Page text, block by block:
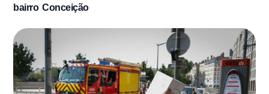
bairro Conceição